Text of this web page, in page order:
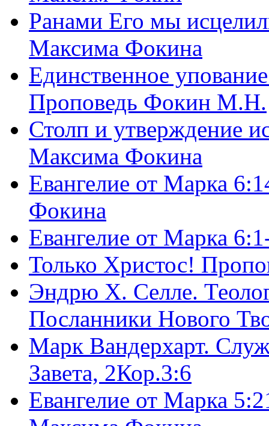
Ранами Его мы
Максима Фокина
Единственное
Проповедь Фокин М.Н.
Столп и утверждение
Максима Фокина
Евангелие от Марка
Фокина
Евангелие от Марка
Только Христос!
Эндрю Х. Селле.
Посланники Нового
Марк Вандерхарт.
Завета, 2Кор.3:6
Евангелие от Марка